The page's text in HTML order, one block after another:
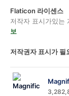
Flaticon 라이센스
저작자 표시가있는
보
저작권자 표시가 필